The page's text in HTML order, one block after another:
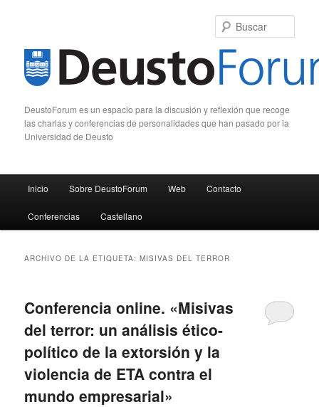
DeustoForum es un espacio para la discusión y reflexión que recoge
las charlas y conferencias de personalidades que han pasado por la
Universidad de Deusto
Ir al contenido principal
Ir al contenido secundario
Inicio Sobre DeustoForum Web Contacto
Conferencias Castellano
ARCHIVO DE LA ETIQUETA:MISIVAS DEL TERROR
Conferencia online. «Misivas
del terror: un análisis ético-
político de la extorsión y la
violencia de ETA contra el
mundo empresarial»